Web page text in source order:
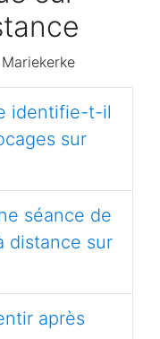
identifie-t-il
sur
séance de
distance sur
après